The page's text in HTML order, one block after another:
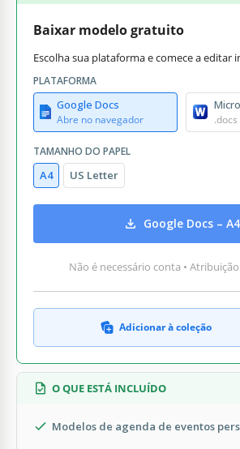
Baixar modelo gratuito
Escolha sua plataforma e comece a editar
PLATAFORMA
Google Docs
Abre no navegador .docs
TAMANHO DO PAPEL
A4 US Letter
Google Docs – A4
Não é necessário conta •
Adicionar à coleção
O QUE ESTÁ INCLUÍDO
Modelos de agenda de eventos